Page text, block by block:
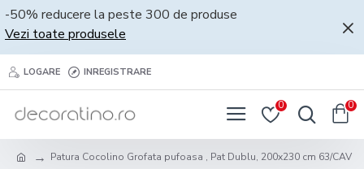
-50% reducere la peste 300 de produse
Vezi toate produsele
LOGARE INREGISTRARE
0 0
Patura Cocolino Grofata pufoasa , Pat Dublu, 200x230 cm 63/CAV